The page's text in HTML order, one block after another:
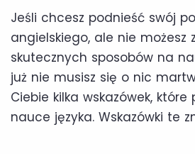
Jeśli chcesz podnieść swój
angielskiego, ale nie możesz
skutecznych sposobów na
już nie musisz się o nic
Ciebie kilka wskazówek,
nauce języka. Wskazówki te